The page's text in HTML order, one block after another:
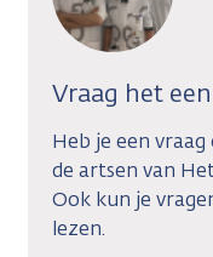
Vraag het
Heb je een
de artsen van
Ook kun je
lezen.